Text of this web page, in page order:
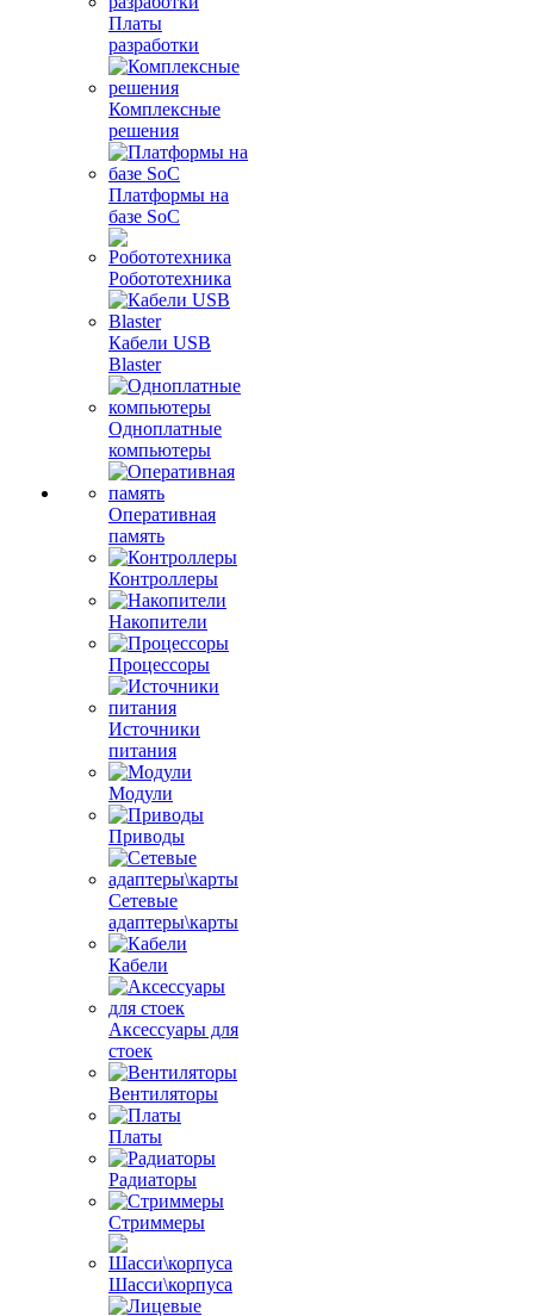
Платы
разработки
Комплексные
решения
Платформы на
базе SoC
Робототехника
Кабели USB
Blaster
Одноплатные
компьютеры
Оперативная
память
Контроллеры
Накопители
Процессоры
Источники
питания
Модули
Приводы
Сетевые
адаптеры\карты
Кабели
Аксессуары для
стоек
Вентиляторы
Платы
Радиаторы
Стриммеры
Шасси\корпуса